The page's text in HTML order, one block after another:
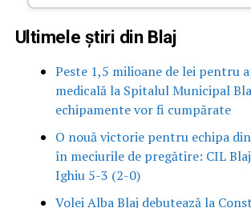
Ultimele știri din Blaj
Peste 1,5 milioane de lei pentru
medicală la Spitalul Municipal
echipamente vor fi cumpărate
O nouă victorie pentru echipa din
în meciurile de pregătire: CIL
Ighiu 5-3 (2-0)
Volei Alba Blaj debutează la